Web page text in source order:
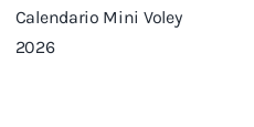
Calendario Mini Voley
2026